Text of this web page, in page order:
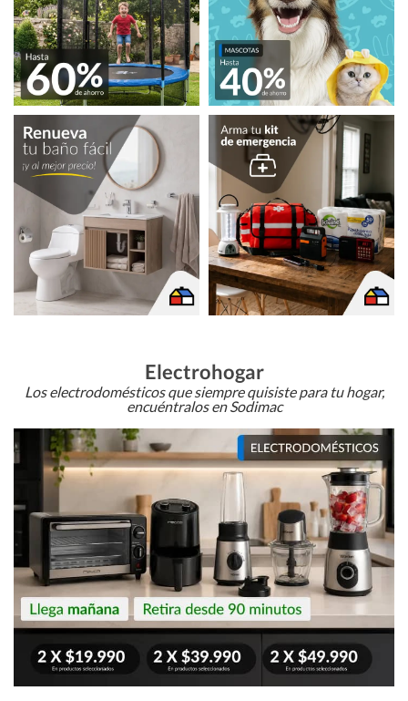
Electrohogar
Los electrodomésticos que siempre quisiste para tu hogar,
encuéntralos en Sodimac